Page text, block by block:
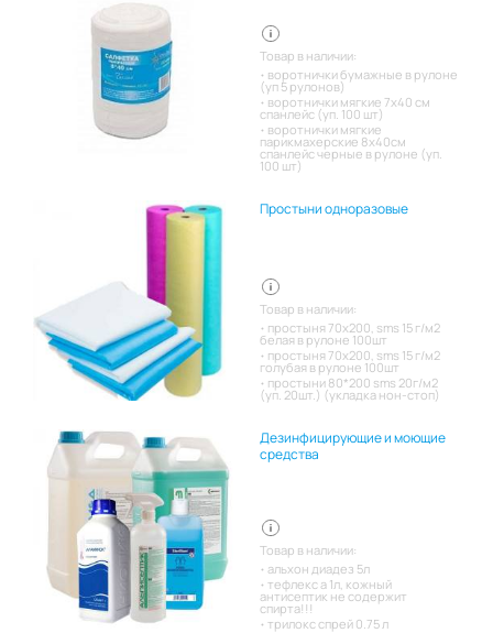
Товар в наличии:
воротнички бумажные в рулоне
(уп 5 рулонов)
воротнички мягкие 7х40 см
спанлейс (уп. 100 шт)
воротнички мягкие
парикмахерские 8х40см
спанлейс черные в рулоне (уп.
100 шт)
Простыни одноразовые
Товар в наличии:
простыня 70х200, sms 15 г/м2
белая в рулоне 100шт
простыня 70х200, sms 15 г/м2
голубая в рулоне 100шт
простыни 80*200 sms 20г/м2
(уп. 20шт.) (укладка нон-стоп)
Дезинфицирующие и моющие
средства
Товар в наличии:
альхон диадез 5л
тефлекс а 1л, кожный
антисептик не содержит
спирта!!!
трилокс спрей 0.75 л